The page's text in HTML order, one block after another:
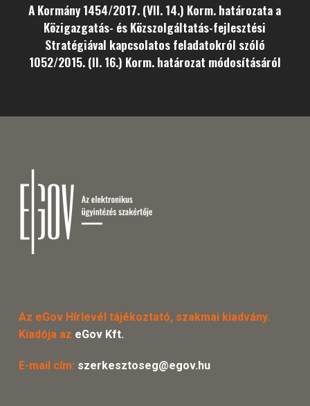
A Kormány 1454/2017. (VII. 14.) Korm. határozata a
Közigazgatás- és Közszolgáltatás-fejlesztési
Stratégiával kapcsolatos feladatokról szóló
1052/2015. (II. 16.) Korm. határozat módosításáról
Az eGov Hírlevél tájékoztató, szakmai kiadvány.
Kiadója az eGov Kft.
E-mail cím: szerkesztoseg@egov.hu